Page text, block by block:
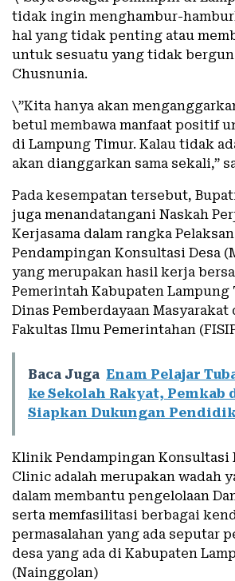
tidak ingin menghambur-
hal yang tidak penting atau
untuk sesuatu yang tidak
Chusnunia.
\”Kita hanya akan
betul membawa manfaat positif
di Lampung Timur. Kalau tidak
akan dianggarkan sama sekali,”
Pada kesempatan tersebut,
juga menandatangani Naskah
Kerjasama dalam rangka
Pendampingan Konsultasi Desa
yang merupakan hasil kerja
Pemerintah Kabupaten
Dinas Pemberdayaan Masyarakat
Fakultas Ilmu Pemerintahan
Baca Juga Enam Pelajar
ke Sekolah Rakyat, Pemkab
Siapkan Dukungan
Klinik Pendampingan Konsultasi
Clinic adalah merupakan wadah
dalam membantu pengelolaan
serta memfasilitasi berbagai
permasalahan yang ada seputar
desa yang ada di Kabupaten
(Nainggolan)